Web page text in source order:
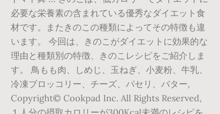
必要な栄養素の含まれている優秀なダイエット食
材です。またきのこの種類によってその特徴も違
います。 今回は、きのこがダイエットに効果的な
理由と種類別の特徴、きのこレシピをご紹介しま
す。 鳥もも肉、しめじ、玉ねぎ、小麦粉、牛乳、
冷凍ブロッコリー、チーズ、パセリ、バター,
Copyright© Cookpad Inc. All Rights Reserved,